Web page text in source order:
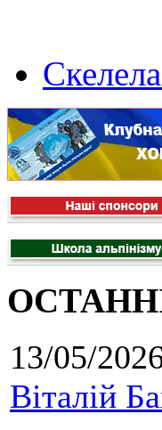
13/05/
Віталій